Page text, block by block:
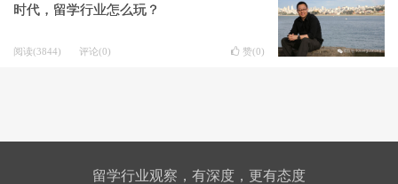
时代，留学行业怎么玩？
阅读(3844) 评论(0) 赞(0)
留学行业观察，有深度，更有态度